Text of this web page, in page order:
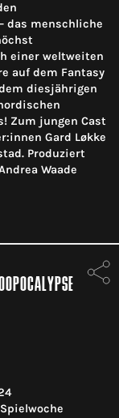
das menschliche
einer weltweiten
auf dem Fantasy
diesjährigen
Zum jungen Cast
Gard Løkke
Produziert
Waade